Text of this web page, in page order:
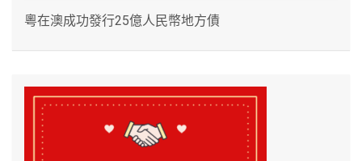
粵在澳成功發行25億人民幣地方債